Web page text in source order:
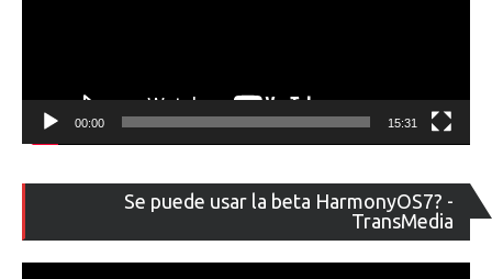
00:00 15:31
Se puede usar la beta HarmonyOS7? -
TransMedia
de